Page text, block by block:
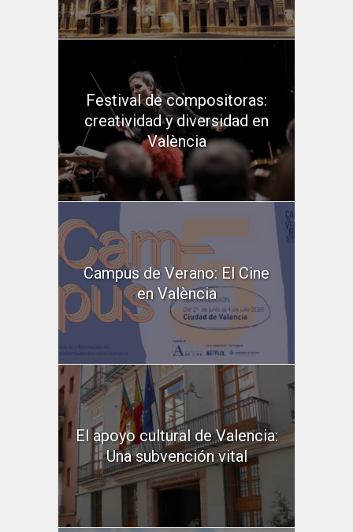
Festival de compositoras:
creatividad y diversidad en
València
Campus de Verano: El Cine
en València
El apoyo cultural de Valencia:
Una subvención vital